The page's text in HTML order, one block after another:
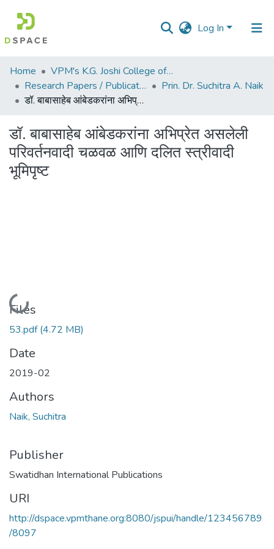
Log In
Communities
&
Collections
All of DSpace
Statistics
Home
VPM's K.G. Joshi College of Arts & N. G. Bedekar College of Commerce, Thane
Research Papers / Publications
Prin. Dr. Suchitra A. Naik
डॉ. बाबासाहेब आंबेडकरांना अभिप्रेत असलेली परिवर्तनवादी चळवळ आणि दलित स्त्रीवादी भूमिपृष्ट
डॉ. बाबासाहेब आंबेडकरांना अभिप्रेत असलेली
परिवर्तनवादी चळवळ आणि दलित स्त्रीवादी
भूमिपृष्ट
Loading...
Files
53.pdf(4.72 MB)
Date
2019-02
Authors
Naik, Suchitra
Publisher
Swatidhan International Publications
URI
http://dspace.vpmthane.org:8080/jspui/handle/123456789
/8097